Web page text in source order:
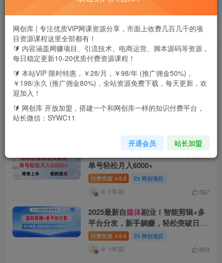
文章 用户 版块 帖子
搜索[媒体 ]，共找到 239个文章
法】，就这三个字，今天3节课免费
339
单号轻松月入6000+
付费资源 ￥8.8 网创项目
1年前 597
2025最新自媒体副业！智能剪辑+多
平台分发，新手躺赚，轻松突破日入
1000+！
付费资源 ￥8.8 网创项目
1年前 663
网创库 | 专注优质VIP网课资源分享，市面上收费几百几千的项
目资源课程这里全部都有！
🔰 内容涵盖网赚项目、引流技术、电商运营、脚本源码等资源，
每日稳定更新10-20优质付费资源课程！
🔰 本站VIP 限时特惠，￥28/月，￥98/年 (推广佣金50%)，
￥198/永久 (推广佣金80%)，全站资源免费下载，每天更新，欢
迎加入！
🔰 网创库 开放加盟，搭建一个和网创库一样的知识付费平台，
站长微信：SYWC11
开通会员 站长加盟